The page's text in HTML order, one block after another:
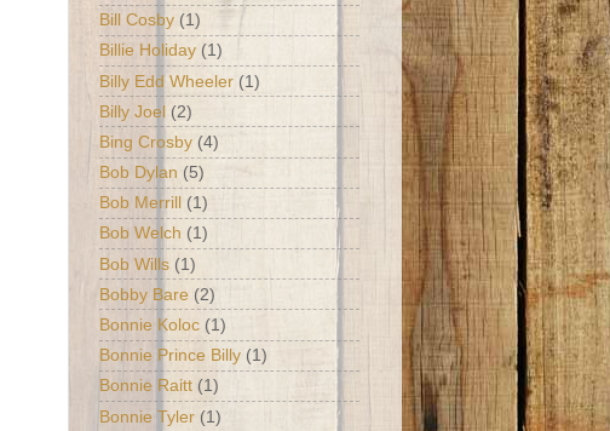
Bill Cosby (1)
Billie Holiday (1)
Billy Edd Wheeler (1)
Billy Joel (2)
Bing Crosby (4)
Bob Dylan (5)
Bob Merrill (1)
Bob Welch (1)
Bob Wills (1)
Bobby Bare (2)
Bonnie Koloc (1)
Bonnie Prince Billy (1)
Bonnie Raitt (1)
Bonnie Tyler (1)